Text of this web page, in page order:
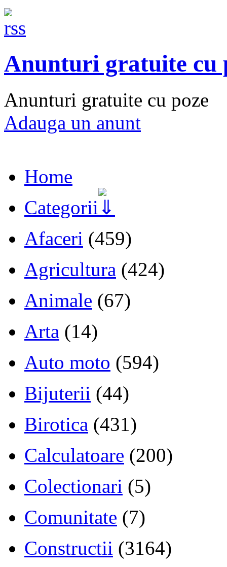
Anunturi gratuite cu
Anunturi gratuite cu poze
Adauga un anunt
Home
Categorii
Afaceri (459)
Agricultura (424)
Animale (67)
Arta (14)
Auto moto (594)
Bijuterii (44)
Birotica (431)
Calculatoare (200)
Colectionari (5)
Comunitate (7)
Constructii (3164)